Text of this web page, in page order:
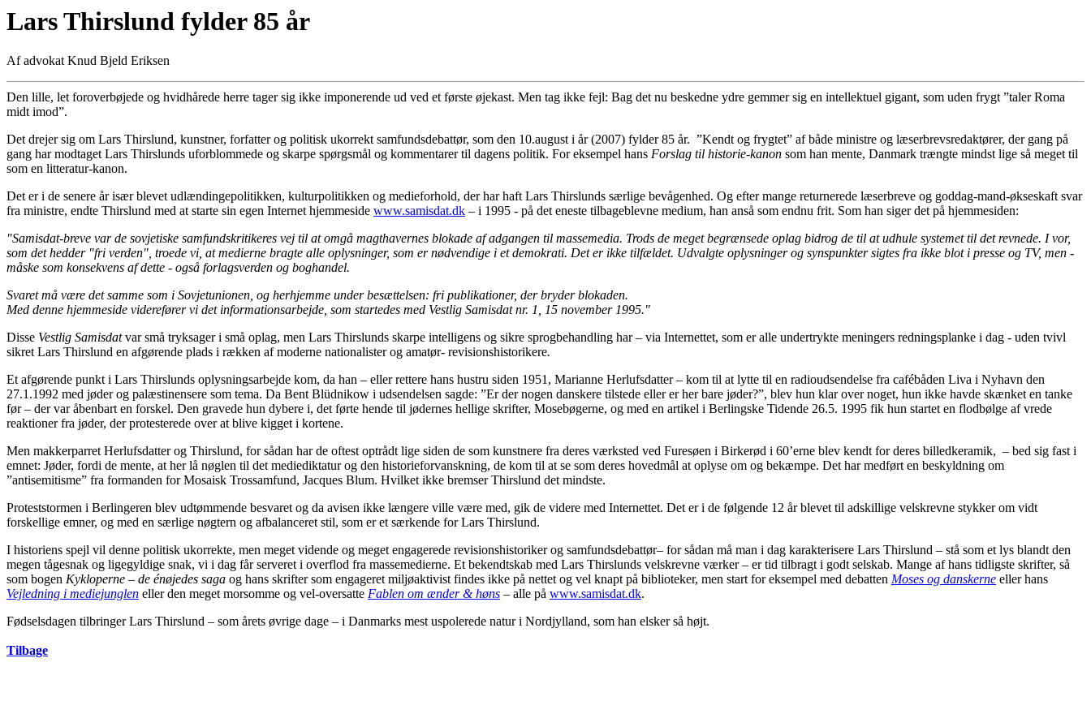
Lars Thirslund fylder 85 år
Af advokat Knud Bjeld Eriksen
Den lille, let foroverbøjede og hvidhårede herre tager sig ikke imponerende ud ved et første øjekast. Men tag ikke fejl: Bag det nu beskedne ydre gemmer sig en intellektuel gigant, som uden frygt ”taler Roma
midt imod”.
Det drejer sig om Lars Thirslund, kunstner, forfatter og politisk ukorrekt samfundsdebattør, som den 10.august i år (2007) fylder 85 år. ”Kendt og frygtet” af både ministre og læserbrevsredaktører, der gang på
gang har modtaget Lars Thirslunds uforblommede og skarpe spørgsmål og kommentarer til dagens politik. For eksempel hans Forslag til historie-kanon som han mente, Danmark trængte mindst lige så meget til
som en litteratur-kanon.
Det er i de senere år især blevet udlændingepolitikken, kulturpolitikken og medieforhold, der har haft Lars Thirslunds særlige bevågenhed. Og efter mange returnerede læserbreve og goddag-mand-økseskaft svar
fra ministre, endte Thirslund med at starte sin egen Internet hjemmeside www.samisdat.dk – i 1995 - på det eneste tilbageblevne medium, han anså som endnu frit. Som han siger det på hjemmesiden:
"Samisdat-breve var de sovjetiske samfundskritikeres vej til at omgå magthavernes blokade af adgangen til massemedia. Trods de meget begrænsede oplag bidrog de til at udhule systemet til det revnede. I vor,
som det hedder "fri verden", troede vi, at medierne bragte alle oplysninger, som er nødvendige i et demokrati. Det er ikke tilfældet. Udvalgte oplysninger og synspunkter sigtes fra ikke blot i presse og TV, men -
måske som konsekvens af dette - også forlagsverden og boghandel.
Svaret må være det samme som i Sovjetunionen, og herhjemme under besættelsen: fri publikationer, der bryder blokaden.
Med denne hjemmeside viderefører vi det informationsarbejde, som startedes med Vestlig Samisdat nr. 1, 15 november 1995."
Disse Vestlig Samisdatvar små tryksager i små oplag, men Lars Thirslunds skarpe intelligens og sikre sprogbehandling har – via Internettet, som er alle undertrykte meningers redningsplanke i dag - uden tvivl
sikret Lars Thirslund en afgørende plads i rækken af moderne nationalister og amatør- revisionshistorikere.
Et afgørende punkt i Lars Thirslunds oplysningsarbejde kom, da han – eller rettere hans hustru siden 1951, Marianne Herlufsdatter – kom til at lytte til en radioudsendelse fra cafébåden Liva i Nyhavn den
27.1.1992 med jøder og palæstinensere som tema. Da Bent Blüdnikow i udsendelsen sagde: ”Er der nogen danskere tilstede eller er her bare jøder?”, blev hun klar over noget, hun ikke havde skænket en tanke
før – der var åbenbart en forskel. Den gravede hun dybere i, det førte hende til jødernes hellige skrifter, Mosebøgerne, og med en artikel i Berlingske Tidende 26.5. 1995 fik hun startet en flodbølge af vrede
reaktioner fra jøder, der protesterede over at blive kigget i kortene.
Men makkerparret Herlufsdatter og Thirslund, for sådan har de oftest optrådt lige siden de som kunstnere fra deres værksted ved Furesøen i Birkerød i 60’erne blev kendt for deres billedkeramik, – bed sig fast i
emnet: Jøder, fordi de mente, at her lå nøglen til det mediediktatur og den historieforvanskning, de kom til at se som deres hovedmål at oplyse om og bekæmpe. Det har medført en beskyldning om
”antisemitisme” fra formanden for Mosaisk Trossamfund, Jacques Blum. Hvilket ikke bremser Thirslund det mindste.
Proteststormen i Berlingeren blev udtømmende besvaret og da avisen ikke længere ville være med, gik de videre med Internettet. Det er i de følgende 12 år blevet til adskillige velskrevne stykker om vidt
forskellige emner, og med en særlige nøgtern og afbalanceret stil, som er et særkende for Lars Thirslund.
I historiens spejl vil denne politisk ukorrekte, men meget vidende og meget engagerede revisionshistoriker og samfundsdebattør– for sådan må man i dag karakterisere Lars Thirslund – stå som et lys blandt den
megen tågesnak og ligegyldige snak, vi i dag får serveret i overflod fra massemedierne. Et bekendtskab med Lars Thirslunds velskrevne værker – er tid tilbragt i godt selskab. Mange af hans tidligste skrifter, så
som bogen Kykloperne – de énøjedes saga og hans skrifter som engageret miljøaktivist findes ikke på nettet og vel knapt på biblioteker, men start for eksempel med debatten Moses og danskerne eller hans
Vejledning i mediejunglen eller den meget morsomme og vel-oversatte Fablen om ænder & høns – alle på www.samisdat.dk.
Fødselsdagen tilbringer Lars Thirslund – som årets øvrige dage – i Danmarks mest uspolerede natur i Nordjylland, som han elsker så højt.
Tilbage